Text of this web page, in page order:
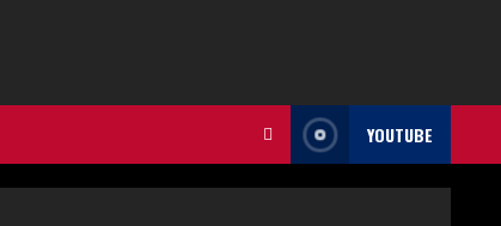
YOUTUBE